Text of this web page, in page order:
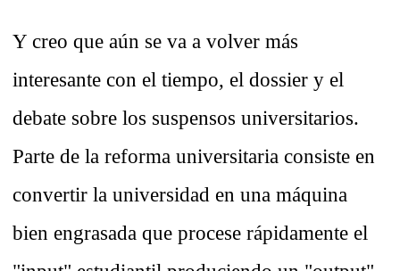
Y creo que aún se va a volver más
interesante con el tiempo, el dossier y el
debate sobre los suspensos universitarios.
Parte de la reforma universitaria consiste en
convertir la universidad en una máquina
bien engrasada que procese rápidamente el